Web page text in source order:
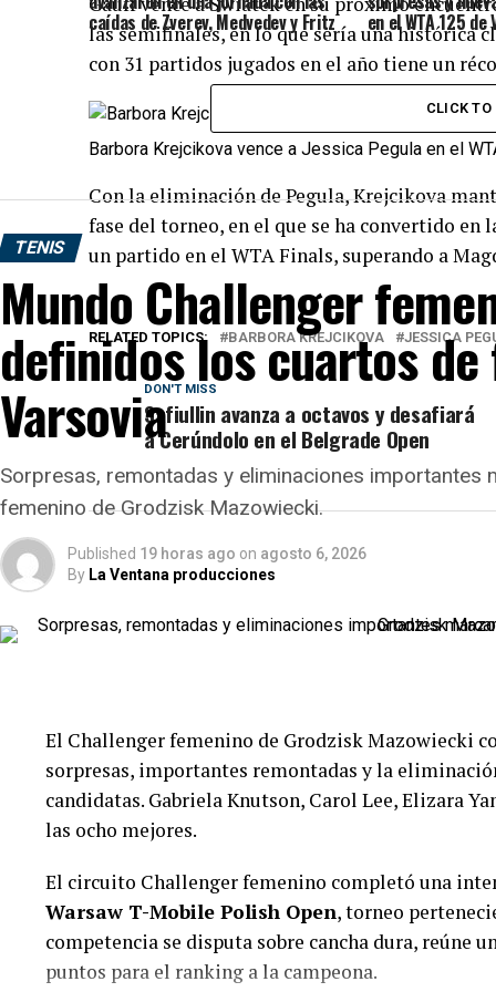
las semifinales, en lo que sería una histórica
con 31 partidos jugados en el año tiene un
Barbora Krejcikova vence a Jessica Pegula en el
Con la eliminación de Pegula, Krejcikova
fase del torneo, en el que se ha convertido en
un partido en el WTA Finals, superando a
RELATED TOPICS: BARBORA KREJCIKOVA JESSICA
DON'T MISS
Safiullin avanza a octavos y desafiará
a Cerúndolo en el Belgrade Open
caídas de Zverev, Medvedev y Fritz en el WTA 125 de
CLICK
TENIS
Mundo Challenger
definidos los cuartos de
Varsovia
Sorpresas, remontadas y eliminaciones importantes
femenino de Grodzisk Mazowiecki.
Published 19 horas ago on agosto 6, 2026
By La Ventana producciones
El Challenger femenino de Grodzisk Mazowiecki
sorpresas, importantes remontadas y la
candidatas. Gabriela Knutson, Carol Lee, Elizara
las ocho mejores.
El circuito Challenger femenino completó una
Warsaw T-Mobile Polish Open, torneo
competencia se disputa sobre cancha dura, reúne
puntos para el ranking a la campeona.